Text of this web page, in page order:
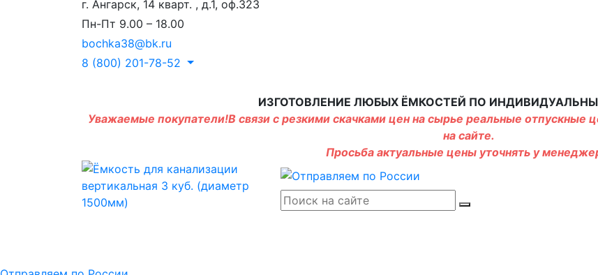
г. Ангарск, 14 кварт. , д.1, оф.323
Пн-Пт 9.00 – 18.00
bochka38@bk.ru
8 (800) 201-78-52
ИЗГОТОВЛЕНИЕ ЛЮБЫХ ЁМКОСТЕЙ ПО
Уважаемые покупатели!В связи с резкими скачками цен на сырье реальные отпускные
на сайте.
Просьба актуальные цены уточнять у